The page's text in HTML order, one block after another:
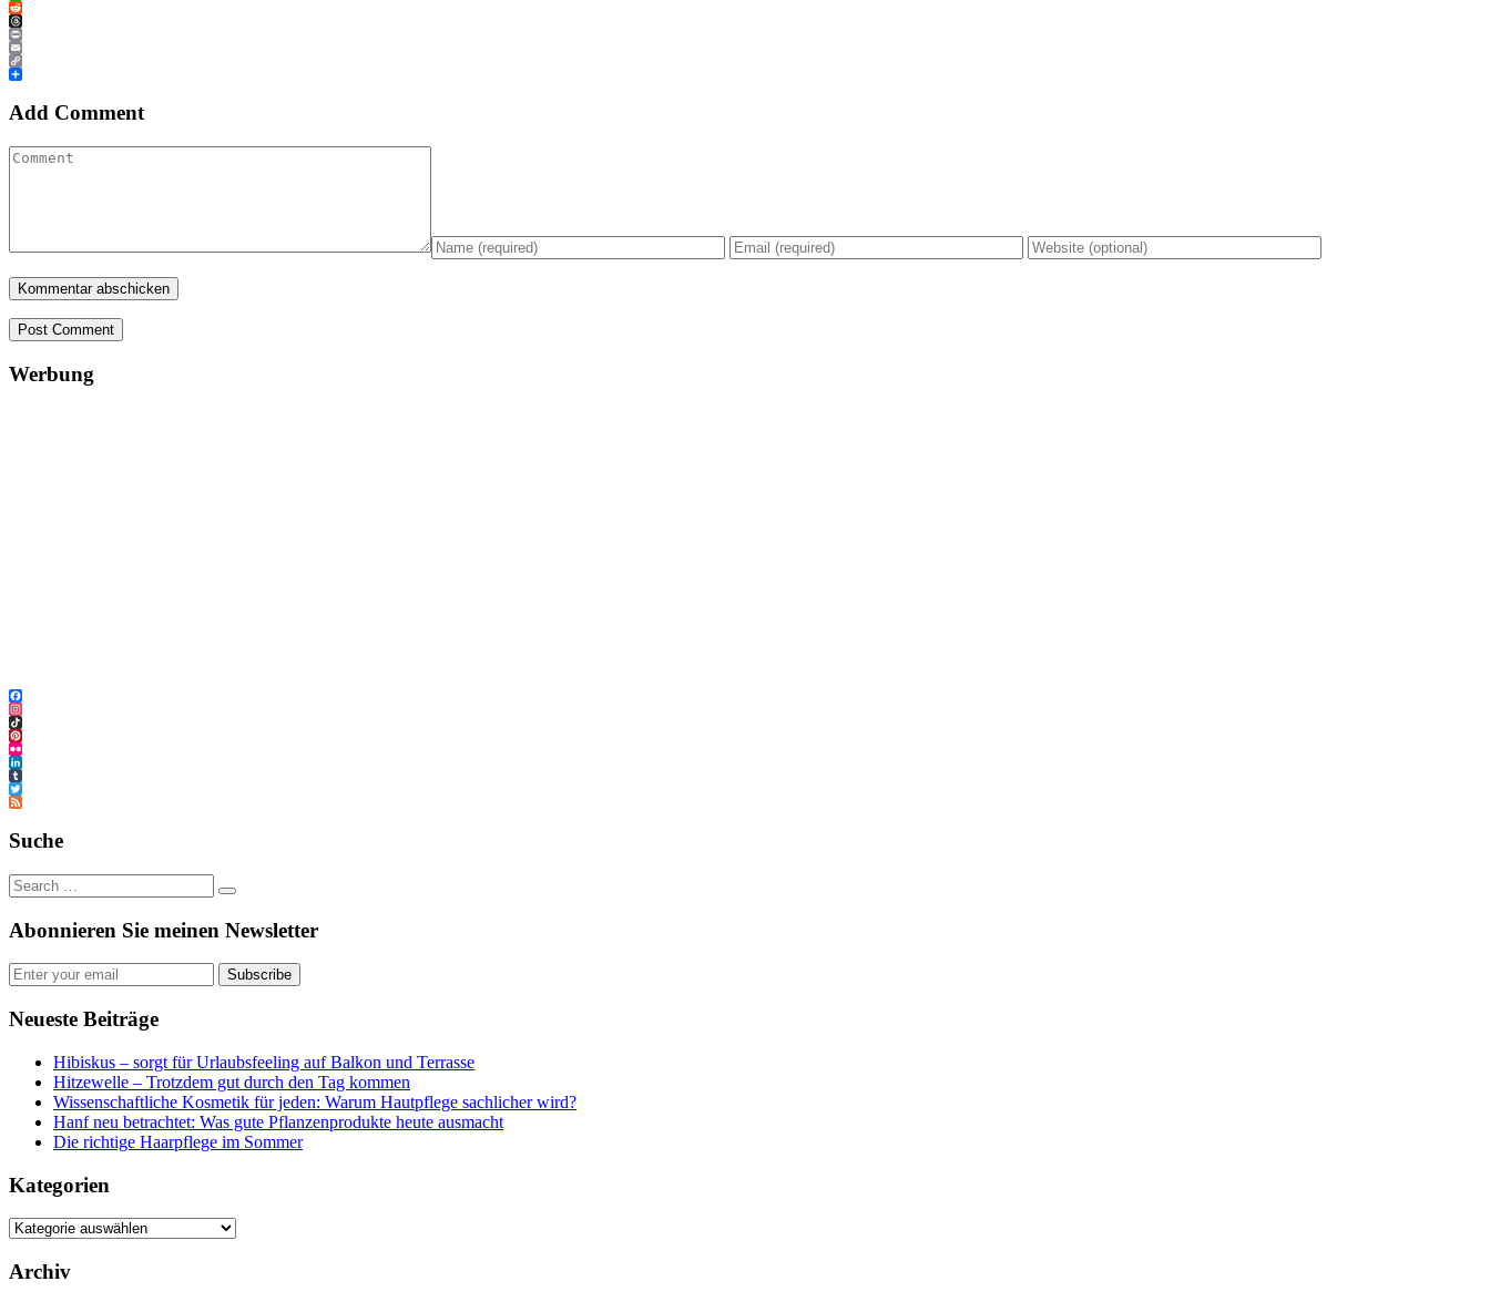
WhatsApp
Reddit
Threads
Print
Email
Copy
Link
Teilen
Add Comment
Post Comment
Werbung
Facebook
Instagram
TikTok
Pinterest
Flickr
LinkedIn
Tumblr
Twitter
Feed
Suche
Abonnieren Sie meinen Newsletter
Subscribe
Neueste Beiträge
Hibiskus – sorgt für Urlaubsfeeling auf Balkon und Terrasse
Hitzewelle – Trotzdem gut durch den Tag kommen
Wissenschaftliche Kosmetik für jeden: Warum Hautpflege sachlicher wird?
Hanf neu betrachtet: Was gute Pflanzenprodukte heute ausmacht
Die richtige Haarpflege im Sommer
Kategorien
Kategorien
Archiv